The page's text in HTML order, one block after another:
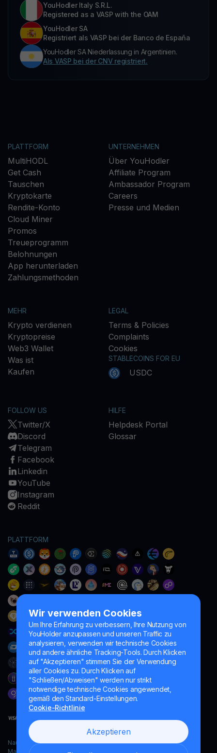
Wir verwenden Cookies
Um Ihre Erfahrung zu verbessern, Ihre Nutzung von
YouHolder anzupassen und unseren Traffic zu
analysieren, verwenden wir technische Cookies
und andere ähnliche Tracking-Tools. Durch Klicken
auf "Akzeptieren" stimmen Sie der Verwendung
aller Cookies zu. Durch Klicken auf
"Schließen/Abweisen" werden nur strikt
notwendige technische Cookies angewendet,
gemäß den Standard-Einstellungen.
Cookie-Richtlinie
Akzeptieren
YouHodler Italy S.R.L.
Registered as a VASP with the OAM
YouHodler SA
Registriert als VASP bei der Banco de España
YouHodler SA Niederlassung in Argentinien.
Als VASP bei der CNV registriert.
PLATTFORM
MultiHODL
Get Cash
Tauschen
Kryptokarte
Rendite-Konto
Cloud Miner
Promos
Treueprogramm
Belohnungen
App herunterladen
Zahlungsmethoden
UNTERNEHMEN
Über YouHodler
Affiliate Program
Ambassador Program
Careers
Presse und Medien
MEHR
Krypto verdienen
Kryptopreise
Web3 Wallet
Was ist
Kaufen
LEGAL
Terms & Policies
Complaints
Cookies
STABLECOINS FOR EU
USDC
FOLLOW US
Twitter/X
Discord
Telegram
Facebook
Linkedin
YouTube
Instagram
Reddit
HILFE
Helpdesk Portal
Glossar
PLATTFORM
Naumard LTD. – ausschließlich für IT-Entwicklung, Forschung und
Marketingzwecke